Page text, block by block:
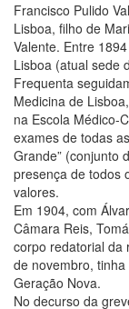
Francisco Pulido
Lisboa, filho de
Valente. Entre
Lisboa (atual sede
Frequenta
Medicina de
na Escola Médico-
exames de todas
Grande” (conjunto
presença de todos
valores.
Em 1904, com
Câmara Reis,
corpo redatorial da
de novembro,
Geração Nova.
No decurso da